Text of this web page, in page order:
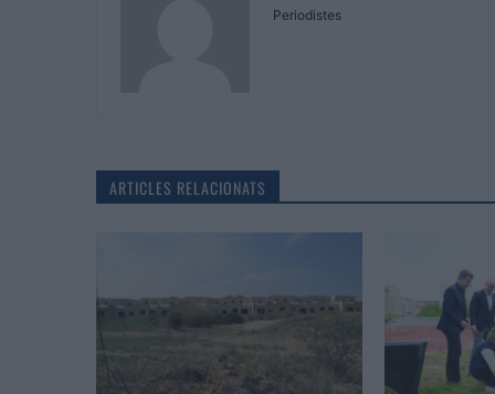
Periodistes
ARTICLES RELACIONATS